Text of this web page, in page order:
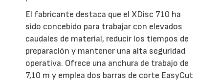
El fabricante destaca que el XDisc 710 ha
sido concebido para trabajar con elevados
caudales de material, reducir los tiempos de
preparación y mantener una alta seguridad
operativa. Ofrece una anchura de trabajo de
7,10 m y emplea dos barras de corte EasyCut